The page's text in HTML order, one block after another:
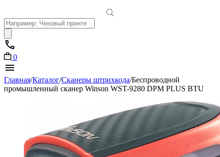
Поиск
товаров
0
Главная/Каталог/Сканеры штрихкода/Беспроводной
промышленный cканер Winson WST-9280 DPM PLUS BTU